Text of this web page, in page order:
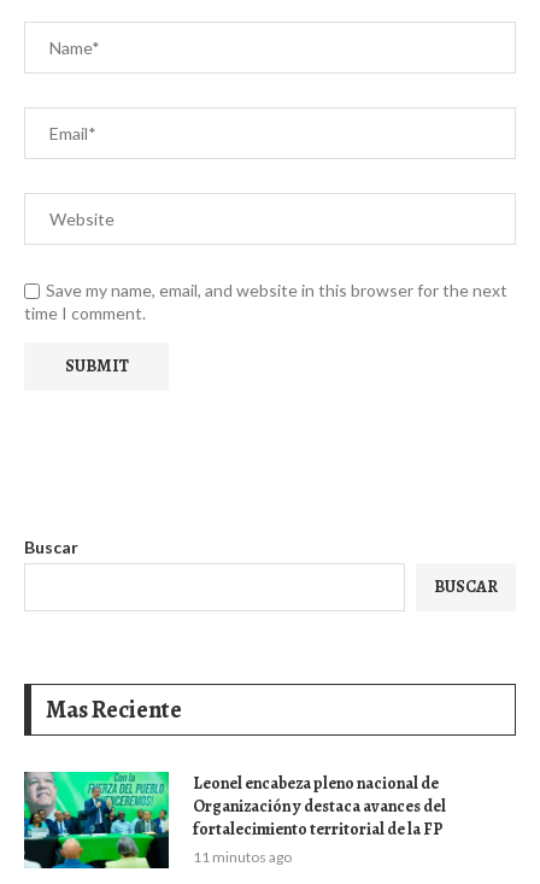
Save my name, email, and website in this browser for the next
time I comment.
Buscar
BUSCAR
Mas Reciente
Leonel encabeza pleno nacional de
Organización y destaca avances del
fortalecimiento territorial de la FP
11 minutos ago